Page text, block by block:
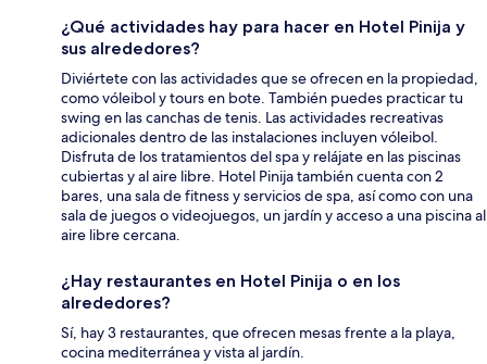
¿Qué actividades hay para hacer en Hotel Pinija y
sus alrededores?
Diviértete con las actividades que se ofrecen en la propiedad,
como vóleibol y tours en bote. También puedes practicar tu
swing en las canchas de tenis. Las actividades recreativas
adicionales dentro de las instalaciones incluyen vóleibol.
Disfruta de los tratamientos del spa y relájate en las piscinas
cubiertas y al aire libre. Hotel Pinija también cuenta con 2
bares, una sala de fitness y servicios de spa, así como con una
sala de juegos o videojuegos, un jardín y acceso a una piscina al
aire libre cercana.
¿Hay restaurantes en Hotel Pinija o en los
alrededores?
Sí, hay 3 restaurantes, que ofrecen mesas frente a la playa,
cocina mediterránea y vista al jardín.